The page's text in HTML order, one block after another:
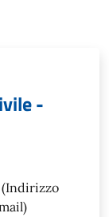
-
(Indirizzo